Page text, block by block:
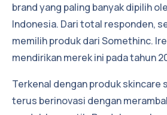
brand yang paling banyak dipilih
Indonesia. Dari total responden,
memilih produk dari Somethinc.
mendirikan merek ini pada tahun
Terkenal dengan produk skincare
terus berinovasi dengan